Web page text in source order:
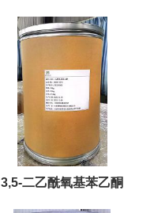
3,5-二乙酰氧基苯乙酮